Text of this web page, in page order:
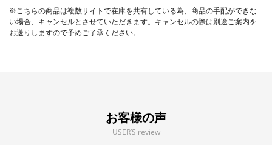
※こちらの商品は複数サイトで在庫を共有している為、商品の手配ができな
い場合、キャンセルとさせていただきます。キャンセルの際は別途ご案内を
お送りしますので予めご了承ください。
お客様の声
USER’S review